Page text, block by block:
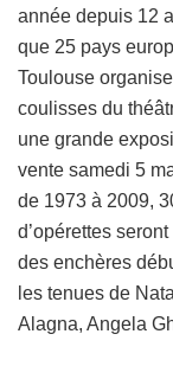
année depuis 12
que 25 pays
Toulouse
coulisses du
une grande
vente samedi 5
de 1973 à 2009,
d’opérettes
des enchères
les tenues de
Alagna, Angela